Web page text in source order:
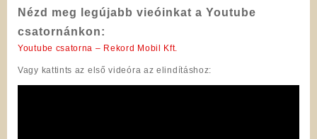
Nézd meg legújabb vieóinkat a Youtube
csatornánkon:
Youtube csatorna – Rekord Mobil Kft.
Vagy kattints az első videóra az elindításhoz: